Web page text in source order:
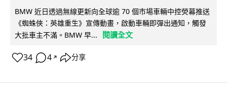
BMW 近日透過無線更新向全球逾 70 個市場車輛中控熒幕推送
《蜘蛛俠：英雄重生》宣傳動畫，啟動車輛即彈出通知，觸發
大批車主不滿。BMW 早...
閱讀全文
34 4 ↗ 分享